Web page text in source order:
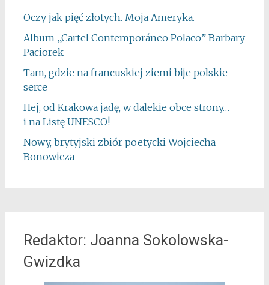
Oczy jak pięć złotych. Moja Ameryka.
Album „Cartel Contemporáneo Polaco” Barbary
Paciorek
Tam, gdzie na francuskiej ziemi bije polskie
serce
Hej, od Krakowa jadę, w dalekie obce strony…
i na Listę UNESCO!
Nowy, brytyjski zbiór poetycki Wojciecha
Bonowicza
Redaktor: Joanna Sokolowska-
Gwizdka